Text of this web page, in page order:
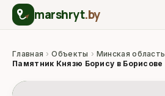
marshryt.by
Главная › Объекты › Минская область
Памятник Князю Борису в Борисове